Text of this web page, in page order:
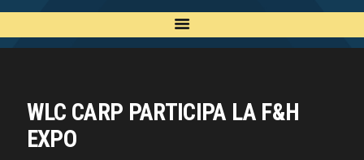
WLC CARP PARTICIPA LA F&H
EXPO
TARIFE
EDITII
CONTACT
EN